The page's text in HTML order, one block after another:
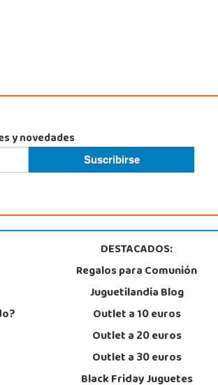
y novedades
DESTACADOS:
Regalos para Comunión
Juguetilandia Blog
Outlet a 10 euros
Outlet a 20 euros
Outlet a 30 euros
Black Friday Juguetes